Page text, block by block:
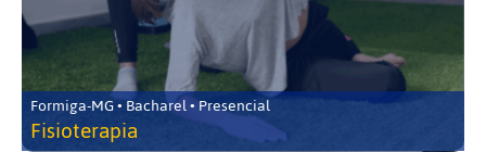
Formiga-MG • Bacharel • Presencial
Fisioterapia